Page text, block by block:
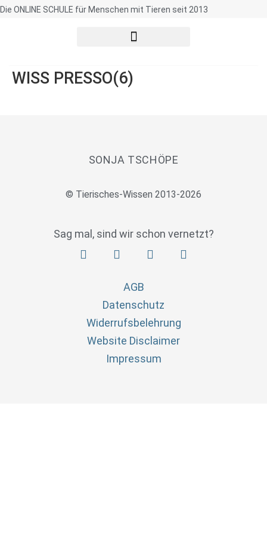
Die ONLINE SCHULE für Menschen mit Tieren seit 2013
WISS PRESSO(6)
SONJA TSCHÖPE
© Tierisches-Wissen 2013-2026
Sag mal, sind wir schon vernetzt?
AGB
Datenschutz
Widerrufsbelehrung
Website Disclaimer
Impressum